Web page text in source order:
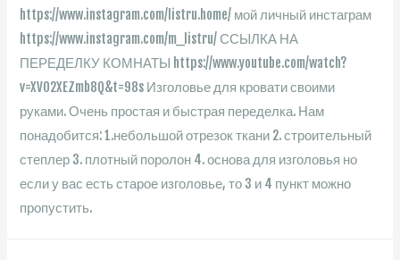
ремонта
квартир
в
новостройке.
https://www.instagram.com/listru.home/ мой личный инстаграм
https://www.instagram.com/m_listru/ ССЫЛКА НА
ПЕРЕДЕЛКУ КОМНАТЫ https://www.youtube.com/watch?
v=XVO2XEZmb8Q&t=98s Изголовье для кровати своими
руками. Очень простая и быстрая переделка. Нам
понадобится: 1.небольшой отрезок ткани 2. строительный
степлер 3. плотный поролон 4. основа для изголовья но
если у вас есть старое изголовье, то 3 и 4 пункт можно
пропустить.